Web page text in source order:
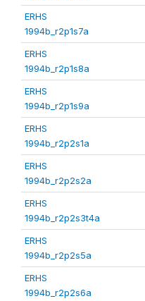
ERHS
1994b_r2p1s7a
ERHS
1994b_r2p1s8a
ERHS
1994b_r2p1s9a
ERHS
1994b_r2p2s1a
ERHS
1994b_r2p2s2a
ERHS
1994b_r2p2s3t4a
ERHS
1994b_r2p2s5a
ERHS
1994b_r2p2s6a